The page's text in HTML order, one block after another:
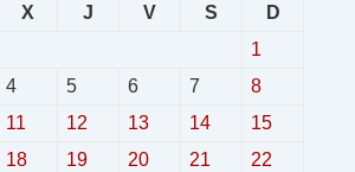
X J V S
D
1
4 5 6 7
8
11 12 13 14
15
18 19 20 21
22